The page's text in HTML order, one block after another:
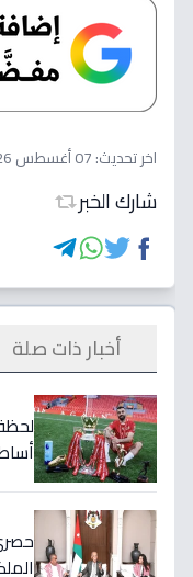
اخر تحديث:07 أغسطس 2026 الساعة 09:00 صباحاً
شارك الخبر
أخبار ذات صلة